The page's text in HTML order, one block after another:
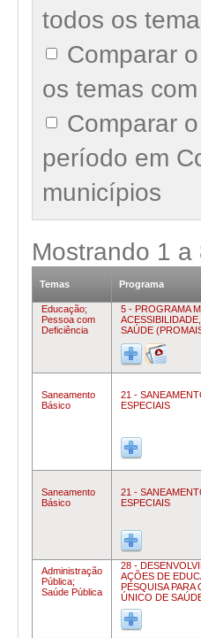
todos os
Comparar
os temas
Comparar
período em
municípios
Mostrando 1 a
Temas Programa
Educação;
Pessoa com
Deficiência
5 - PROGRAMA
SAÚDE
Saneamento
Básico
21 -
ESPECIAIS
Saneamento
Básico
21 -
ESPECIAIS
Administração
Pública;
Saúde Pública
28 -
AÇÕES DE
PESQUISA PARA
ÚNICO DE